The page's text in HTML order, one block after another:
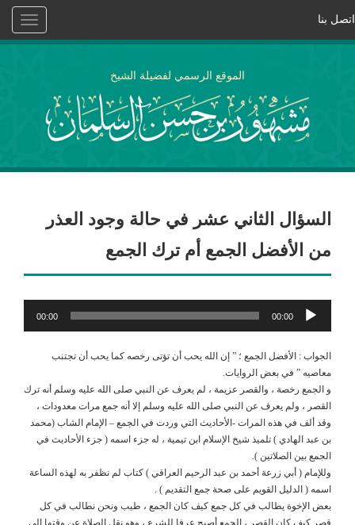
Toggle
اتصل بنا
الموقع الرسمي لفضيلة الشيخ
السؤال الثاني عشر في حالة وجود العذر
من الأفضل الجمع أم ترك الجمع
مشغل
الصوت
00:00
00:00
الجواب : الأفضل الجمع ؛ ” إن الله يحب أن تؤتى رخصه كما يحب أن تجتنب
معاصيه ” في بعض الروايات.
و الجمع رخصة ، والقصر عزيمة ، لم يعرف عن النبي صلى الله عليه وسلم أنه ترك
القصر ، ولم يعرف عن النبي صلى الله عليه وسلم إلا أنه جمع مرات معدودات ،
وقد ألف في هذه المرات -الأحاديث التي وردت في الجمع – الإمام الشاب (محمد
بن عبد الهادي ) تلميذ شيخ الإسلام ابن تيمية ، له جزء اسمه ( جزء الأحاديث في
الجمع بين الصلاتين ).
وللإمام ( أبي زرعة أحمد بن عبد الرحيم العراقي ) كتاب لم نظفر به لهذه الساعة
اسمه ( الدليل القويم على صحة جمع التقديم ) .
بعض الإخوة يطالب في كل جمع كيف كان الجمع ، طيب ونحن نطالب في كل
قصر كيف كان القصر ، الجمع أصبح عرفا للشرع ، وهو نقل الصلاة عن وقتها إلى